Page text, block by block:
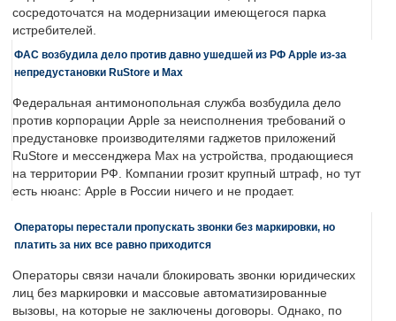
сосредоточатся на модернизации имеющегося парка
истребителей.
ФАС возбудила дело против давно ушедшей из РФ Apple из-за
непредустановки RuStore и Max
Федеральная антимонопольная служба возбудила дело
против корпорации Apple за неисполнения требований о
предустановке производителями гаджетов приложений
RuStore и мессенджера Max на устройства, продающиеся
на территории РФ. Компании грозит крупный штраф, но тут
есть нюанс: Apple в России ничего и не продает.
Операторы перестали пропускать звонки без маркировки, но
платить за них все равно приходится
Операторы связи начали блокировать звонки юридических
лиц без маркировки и массовые автоматизированные
вызовы, на которые не заключены договоры. Однако, по